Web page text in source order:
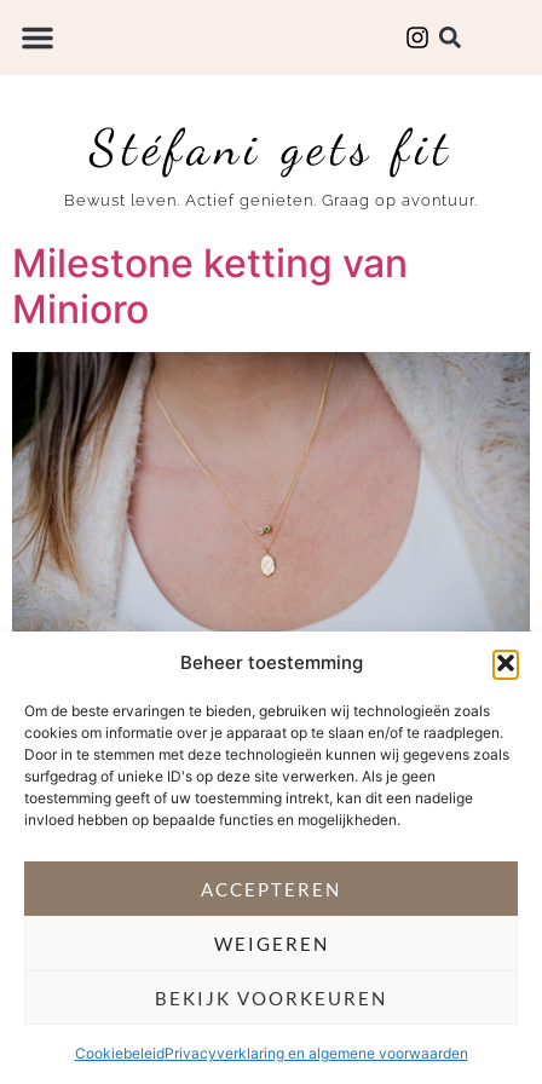
Beheer toestemming
Om de beste ervaringen te bieden, gebruiken wij technologieën zoals
cookies om informatie over je apparaat op te slaan en/of te raadplegen.
Door in te stemmen met deze technologieën kunnen wij gegevens zoals
surfgedrag of unieke ID's op deze site verwerken. Als je geen
toestemming geeft of uw toestemming intrekt, kan dit een nadelige
invloed hebben op bepaalde functies en mogelijkheden.
ACCEPTEREN
WEIGEREN
BEKIJK VOORKEUREN
CookiebeleidPrivacyverklaring en algemene voorwaarden
Stéfani gets fit
Bewust leven. Actief genieten. Graag op avontuur.
Milestone ketting van
Minioro
Veel sieraden heb ik niet. Maar de sieraden die ik draag,
zijn belangrijk voor mij. Natuurlijk vind ik het leuk om
een beetje te wisselen met verschillende armbandjes,
maar het liefst draag ik sieraden met een verhaal. Al een
tijdje droomde ik van een gepersonaliseerd sieraad. Mijn
kinderen hebben mijn leven verrijkt. Hun geboortes zijn
VOLG @STEFANI_GETSFIT